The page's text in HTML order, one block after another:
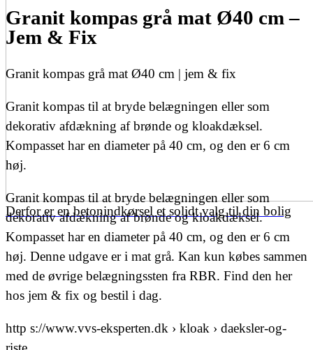
Derfor er en betonindkørsel et solidt valg til din bolig
Granit kompas grå mat Ø40 cm –
Jem & Fix
Granit kompas grå mat Ø40 cm | jem & fix
Granit kompas til at bryde belægningen eller som
dekorativ afdækning af brønde og kloakdæksel.
Kompasset har en diameter på 40 cm, og den er 6 cm
høj.
Granit kompas til at bryde belægningen eller som
dekorativ afdækning af brønde og kloakdæksel.
Kompasset har en diameter på 40 cm, og den er 6 cm
høj. Denne udgave er i mat grå. Kan kun købes sammen
med de øvrige belægningssten fra RBR. Find den her
hos jem & fix og bestil i dag.
http s://www.vvs-eksperten.dk › kloak › daeksler-og-